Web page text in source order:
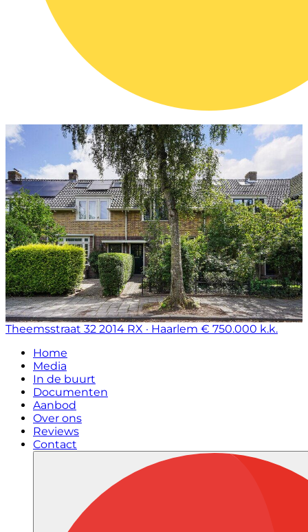
Theemsstraat 32 2014 RX · Haarlem € 750.000 k.k.
Home
Media
In de buurt
Documenten
Aanbod
Over ons
Reviews
Contact